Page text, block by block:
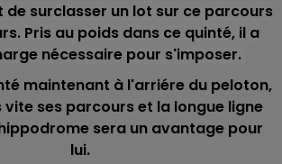
de surclasser un lot sur ce parcours
Pris au poids dans ce quinté, il a
nécessaire pour s'imposer.
maintenant à l'arriére du peloton,
ses parcours et la longue ligne
sera un avantage pour
lui.